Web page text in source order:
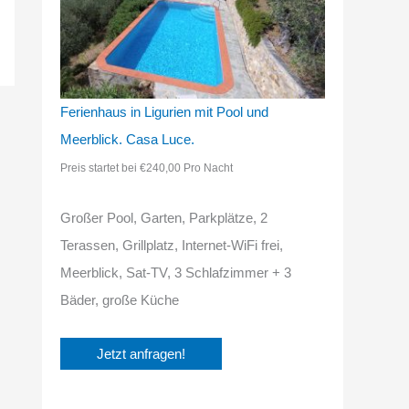
Ferienhaus in Ligurien mit Pool und
Meerblick. Casa Luce.
Preis startet bei €240,00 Pro Nacht
Großer Pool, Garten, Parkplätze, 2
Terassen, Grillplatz, Internet-WiFi frei,
Meerblick, Sat-TV, 3 Schlafzimmer + 3
Bäder, große Küche